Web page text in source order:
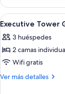
Tower Grand
Deluxe
Double
Abrir
todas
las
fotos
de
Executive
4
Executive Tower
3 huéspedes
2 camas
Wifi gratis
Ver más detalles
Más